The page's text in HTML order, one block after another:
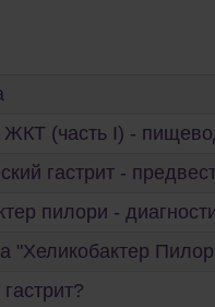
(часть I) -
гастрит -
пилори -
"Хеликобактер